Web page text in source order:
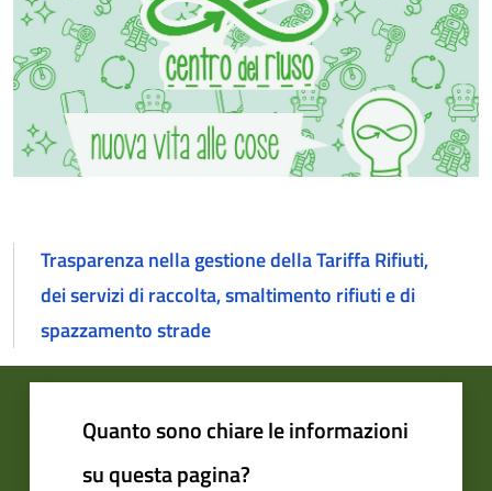
Trasparenza nella gestione della Tariffa Rifiuti,
dei servizi di raccolta, smaltimento rifiuti e di
spazzamento strade
Quanto sono chiare le informazioni
su questa pagina?